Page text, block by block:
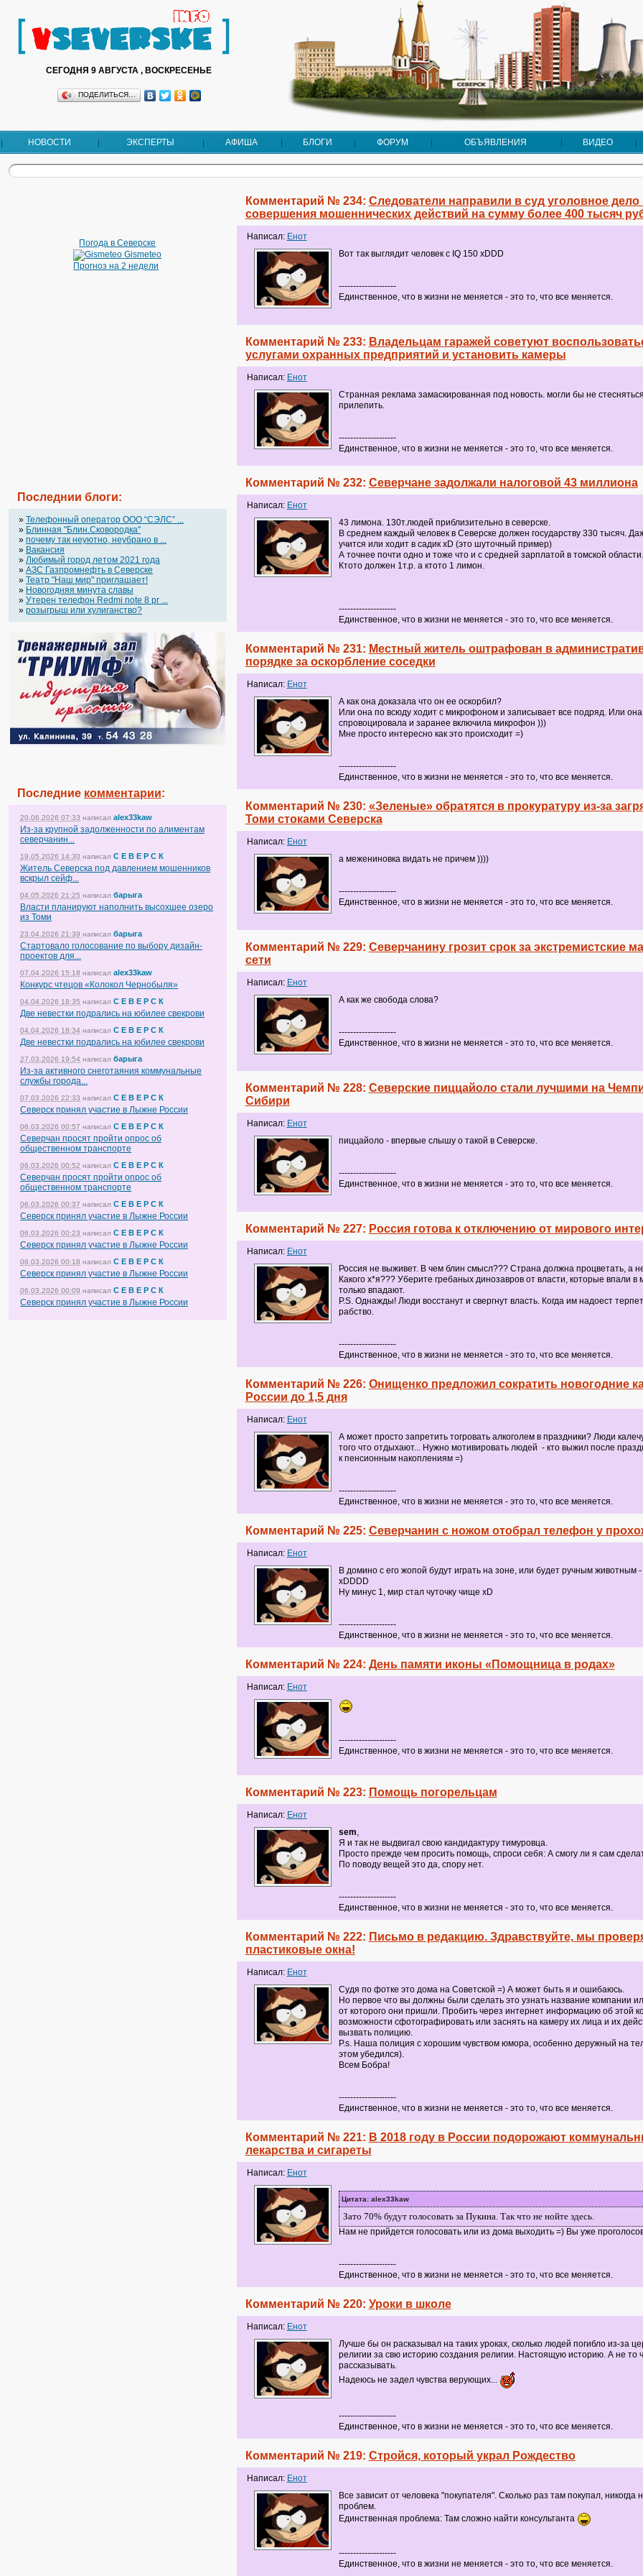
СЕГОДНЯ 9 АВГУСТА , ВОСКРЕСЕНЬЕ
ПОДЕЛИТЬСЯ…
НОВОСТИ ЭКСПЕРТЫ АФИША БЛОГИ ФОРУМ ОБЪЯВЛЕНИЯ ВИДЕО
Погода в Северске
Gismeteo
Прогноз на 2 недели
Последнии блоги:
» Телефонный оператор OOO “СЭЛС” ...
» Блинная "Блин.Сковородка"
» почему так неуютно, неубрано в ...
» Вакансия
» Любимый город летом 2021 года
» АЗС Газпромнефть в Северске
» Театр "Наш мир" приглашает!
» Новогодняя минута славы
» Утерен телефон Redmi note 8 pr ...
» розыгрыш или хулиганство?
Последние комментарии:
20.06.2026 07:33 написал alex33kaw
Из-за крупной задолженности по алиментам
северчанин...
19.05.2026 14:30 написал С Е В Е Р С К
Житель Северска под давлением мошенников
вскрыл сейф...
04.05.2026 21:25 написал барыга
Власти планируют наполнить высохшее озеро
из Томи
23.04.2026 21:39 написал барыга
Стартовало голосование по выбору дизайн-
проектов для...
07.04.2026 15:18 написал alex33kaw
Конкурс чтецов «Колокол Чернобыля»
04.04.2026 18:35 написал С Е В Е Р С К
Две невестки подрались на юбилее свекрови
04.04.2026 18:34 написал С Е В Е Р С К
Две невестки подрались на юбилее свекрови
27.03.2026 19:54 написал барыга
Из-за активного снеготаяния коммунальные
службы города...
07.03.2026 22:33 написал С Е В Е Р С К
Северск принял участие в Лыжне России
06.03.2026 00:57 написал С Е В Е Р С К
Северчан просят пройти опрос об
общественном транспорте
06.03.2026 00:52 написал С Е В Е Р С К
Северчан просят пройти опрос об
общественном транспорте
06.03.2026 00:37 написал С Е В Е Р С К
Северск принял участие в Лыжне России
06.03.2026 00:23 написал С Е В Е Р С К
Северск принял участие в Лыжне России
06.03.2026 00:18 написал С Е В Е Р С К
Северск принял участие в Лыжне России
06.03.2026 00:09 написал С Е В Е Р С К
Северск принял участие в Лыжне России
Комментарий № 234: Следователи направили в суд уголовное
совершения мошеннических действий на сумму более 400 тысяч
Написал: Енот
Вот так выглядит человек с IQ 150 xDDD
--------------------
Единственное, что в жизни не меняется - это то, что все меняется.
Комментарий № 233: Владельцам гаражей советуют
услугами охранных предприятий и установить камеры
Написал: Енот
Странная реклама замаскированная под новость. могли бы не
прилепить.
--------------------
Единственное, что в жизни не меняется - это то, что все меняется.
Комментарий № 232: Северчане задолжали налоговой 43 миллиона
Написал: Енот
43 лимона. 130т.людей приблизительно в северске.
В среднем каждый человек в Северске должен государству 330 тысяч.
учится или ходит в садик xD (это шуточный пример)
А точнее почти одно и тоже что и с средней зарплатой в томской области.
Ктото должен 1т.р. а ктото 1 лимон.
--------------------
Единственное, что в жизни не меняется - это то, что все меняется.
Комментарий № 231: Местный житель оштрафован в
порядке за оскорбление соседки
Написал: Енот
А как она доказала что он ее оскорбил?
Или она по всюду ходит с микрофоном и записывает все подряд. Или она
спровоцировала и заранее включила микрофон )))
Мне просто интересно как это происходит =)
--------------------
Единственное, что в жизни не меняется - это то, что все меняется.
Комментарий № 230: «Зеленые» обратятся в прокуратуру из-за
Томи стоками Северска
Написал: Енот
а межениновка видать не причем ))))
--------------------
Единственное, что в жизни не меняется - это то, что все меняется.
Комментарий № 229: Северчанину грозит срок за экстремистские
сети
Написал: Енот
А как же свобода слова?
--------------------
Единственное, что в жизни не меняется - это то, что все меняется.
Комментарий № 228: Северские пиццайоло стали лучшими на
Сибири
Написал: Енот
пиццайоло - впервые слышу о такой в Северске.
--------------------
Единственное, что в жизни не меняется - это то, что все меняется.
Комментарий № 227: Россия готова к отключению от мирового
Написал: Енот
Россия не выживет. В чем блин смысл??? Страна должна процветать, а
Какого х*я??? Уберите гребаных динозавров от власти, которые впали в
только впадают.
P.S. Однажды! Люди восстанут и свергнут власть. Когда им надоест
рабство.
--------------------
Единственное, что в жизни не меняется - это то, что все меняется.
Комментарий № 226: Онищенко предложил сократить новогодние
России до 1,5 дня
Написал: Енот
А может просто запретить тогровать алкоголем в праздники? Люди
того что отдыхают... Нужно мотивировать людей - кто выжил после
к пенсионным накоплениям =)
--------------------
Единственное, что в жизни не меняется - это то, что все меняется.
Комментарий № 225: Северчанин с ножом отобрал телефон у
Написал: Енот
В домино с его жопой будут играть на зоне, или будет ручным животным -
xDDDD
Ну минус 1, мир стал чуточку чище xD
--------------------
Единственное, что в жизни не меняется - это то, что все меняется.
Комментарий № 224: День памяти иконы «Помощница в родах»
Написал: Енот
--------------------
Единственное, что в жизни не меняется - это то, что все меняется.
Комментарий № 223: Помощь погорельцам
Написал: Енот
sem,
Я и так не выдвигал свою кандидактуру тимуровца.
Просто прежде чем просить помощь, спроси себя: А смогу ли я сам
По поводу вещей это да, спору нет.
--------------------
Единственное, что в жизни не меняется - это то, что все меняется.
Комментарий № 222: Письмо в редакцию. Здравствуйте, мы
пластиковые окна!
Написал: Енот
Судя по фотке это дома на Советской =) А может быть я и ошибаюсь.
Но первое что вы должны были сделать это узнать название компании
от которого они пришли. Пробить через интернет информацию об этой
возможности сфотографировать или заснять на камеру их лица и их
вызвать полицию.
P.s. Наша полиция с хорошим чувством юмора, особенно деружный на
этом убедился).
Всем Бобра!
--------------------
Единственное, что в жизни не меняется - это то, что все меняется.
Комментарий № 221: В 2018 году в России подорожают
лекарства и сигареты
Написал: Енот
Цитата: alex33kaw
Зато 70% будут голосовать за Пукина. Так что не нойте здесь.
Нам не прийдется голосовать или из дома выходить =) Вы уже
--------------------
Единственное, что в жизни не меняется - это то, что все меняется.
Комментарий № 220: Уроки в школе
Написал: Енот
Лучше бы он расказывал на таких уроках, сколько людей погибло из-за
религии за свю историю создания религии. Настоящую историю. А не то
рассказывать.
Надеюсь не задел чувства верующих...
--------------------
Единственное, что в жизни не меняется - это то, что все меняется.
Комментарий № 219: Стройся, который украл Рождество
Написал: Енот
Все зависит от человека "покупателя". Сколько раз там покупал, никогда
проблем.
Единственная проблема: Там сложно найти консультанта
--------------------
Единственное, что в жизни не меняется - это то, что все меняется.